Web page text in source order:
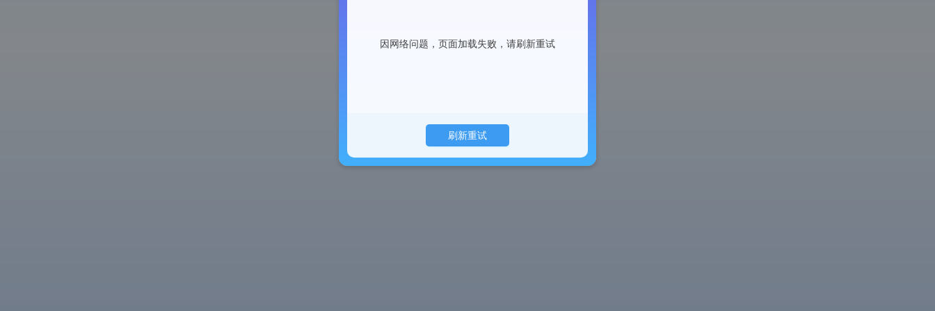
因网络问题，页面加载失败，请刷新重试
刷新重试